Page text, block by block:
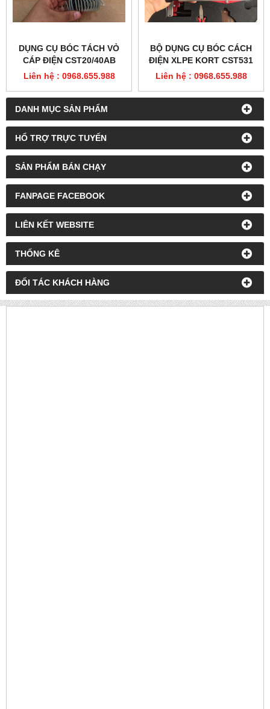
DANH MỤC SẢN PHẨM
HỔ TRỢ TRỰC TUYẾN
SẢN PHẨM BÁN CHẠY
FANPAGE FACEBOOK
LIÊN KẾT WEBSITE
THỐNG KÊ
ĐỐI TÁC KHÁCH HÀNG
DỤNG CỤ BÓC TÁCH VỎ
CÁP ĐIỆN CST20/40AB
Liên hệ : 0968.655.988
BỘ DỤNG CỤ BÓC CÁCH
ĐIỆN XLPE KORT CST531
Liên hệ : 0968.655.988